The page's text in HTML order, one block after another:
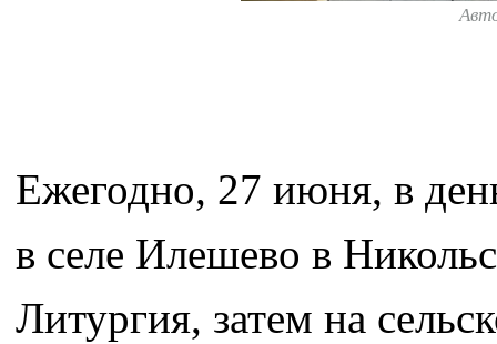
Ежегодно, 27 июня, в
в селе Илешево в
Литургия, затем на